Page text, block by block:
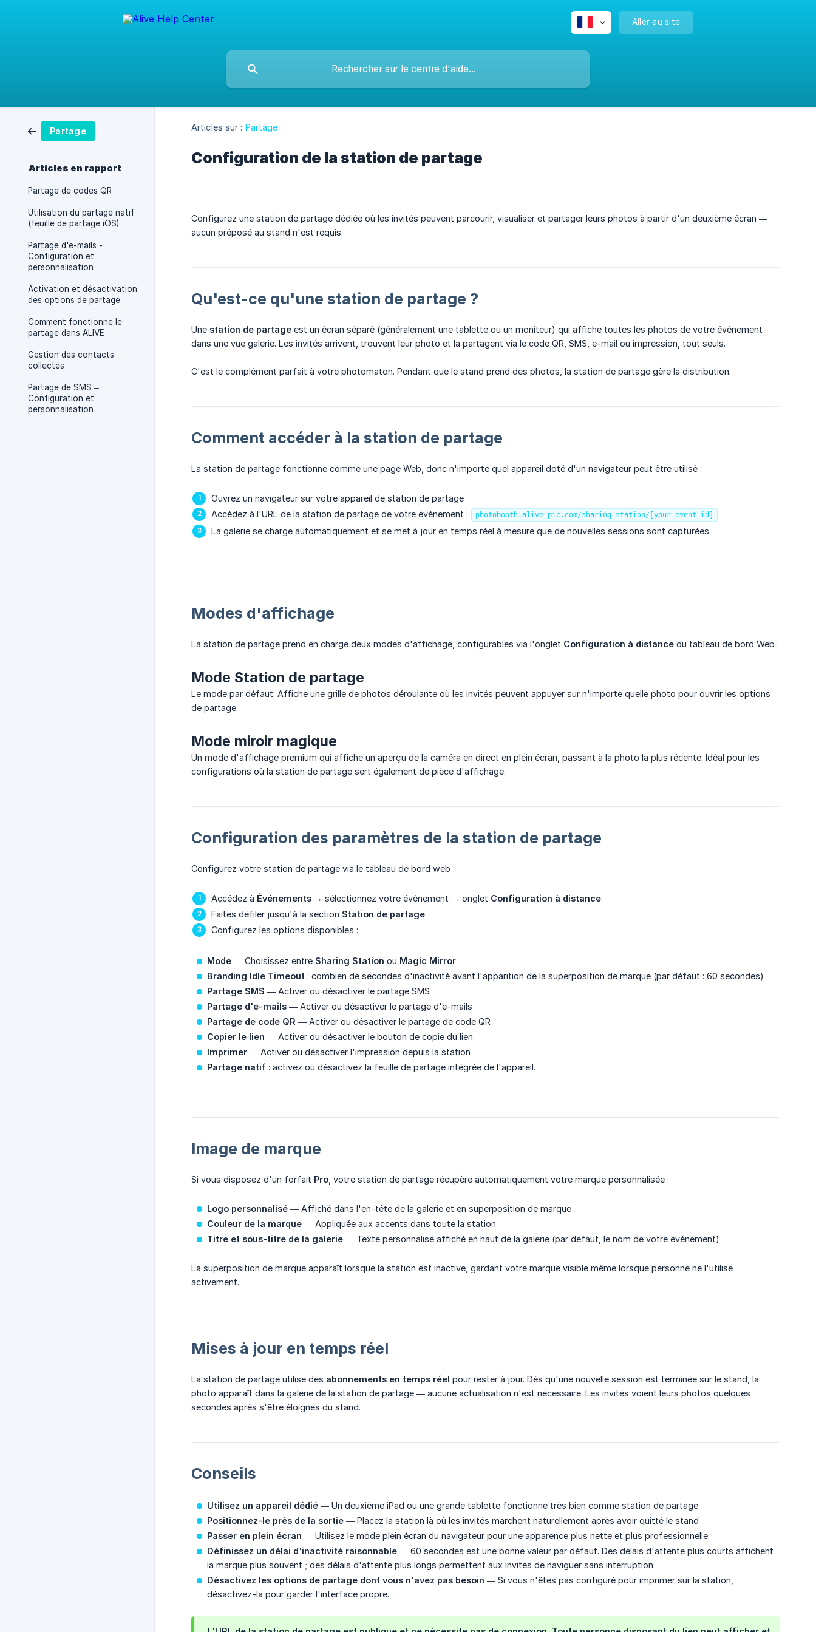
Aller au site
Partage
Articles en rapport
Partage de codes QR
Utilisation du partage natif
(feuille de partage iOS)
Partage d'e-mails -
Configuration et
personnalisation
Activation et désactivation
des options de partage
Comment fonctionne le
partage dans ALIVE
Gestion des contacts
collectés
Partage de SMS –
Configuration et
personnalisation
Articles sur : Partage
Configuration de la station de partage
Configurez une station de partage dédiée où les invités peuvent parcourir, visualiser et partager leurs photos à partir d'un deuxième écran —
aucun préposé au stand n'est requis.
Qu'est-ce qu'une station de partage ?
Une station de partage est un écran séparé (généralement une tablette ou un moniteur) qui affiche toutes les photos de votre événement
dans une vue galerie. Les invités arrivent, trouvent leur photo et la partagent via le code QR, SMS, e-mail ou impression, tout seuls.
C'est le complément parfait à votre photomaton. Pendant que le stand prend des photos, la station de partage gère la distribution.
Comment accéder à la station de partage
La station de partage fonctionne comme une page Web, donc n'importe quel appareil doté d'un navigateur peut être utilisé :
Ouvrez un navigateur sur votre appareil de station de partage
Accédez à l'URL de la station de partage de votre événement :
photobooth.alive-pic.com/sharing-station/[your-event-id]
La galerie se charge automatiquement et se met à jour en temps réel à mesure que de nouvelles sessions sont capturées
Modes d'affichage
La station de partage prend en charge deux modes d'affichage, configurables via l'onglet Configuration à distance du tableau de bord Web :
Mode Station de partage
Le mode par défaut. Affiche une grille de photos déroulante où les invités peuvent appuyer sur n'importe quelle photo pour ouvrir les options
de partage.
Mode miroir magique
Un mode d'affichage premium qui affiche un aperçu de la caméra en direct en plein écran, passant à la photo la plus récente. Idéal pour les
configurations où la station de partage sert également de pièce d'affichage.
Configuration des paramètres de la station de partage
Configurez votre station de partage via le tableau de bord web :
Accédez à Événements → sélectionnez votre événement → onglet Configuration à distance.
Faites défiler jusqu'à la section Station de partage
Configurez les options disponibles :
Mode — Choisissez entre Sharing Station ou Magic Mirror
Branding Idle Timeout : combien de secondes d'inactivité avant l'apparition de la superposition de marque (par défaut : 60 secondes)
Partage SMS — Activer ou désactiver le partage SMS
Partage d'e-mails — Activer ou désactiver le partage d'e-mails
Partage de code QR — Activer ou désactiver le partage de code QR
Copier le lien — Activer ou désactiver le bouton de copie du lien
Imprimer — Activer ou désactiver l'impression depuis la station
Partage natif : activez ou désactivez la feuille de partage intégrée de l'appareil.
Image de marque
Si vous disposez d'un forfait Pro , votre station de partage récupère automatiquement votre marque personnalisée :
Logo personnalisé — Affiché dans l'en-tête de la galerie et en superposition de marque
Couleur de la marque — Appliquée aux accents dans toute la station
Titre et sous-titre de la galerie — Texte personnalisé affiché en haut de la galerie (par défaut, le nom de votre événement)
La superposition de marque apparaît lorsque la station est inactive, gardant votre marque visible même lorsque personne ne l'utilise
activement.
Mises à jour en temps réel
La station de partage utilise des abonnements en temps réel pour rester à jour. Dès qu'une nouvelle session est terminée sur le stand, la
photo apparaît dans la galerie de la station de partage — aucune actualisation n'est nécessaire. Les invités voient leurs photos quelques
secondes après s'être éloignés du stand.
Conseils
Utilisez un appareil dédié — Un deuxième iPad ou une grande tablette fonctionne très bien comme station de partage
Positionnez-le près de la sortie — Placez la station là où les invités marchent naturellement après avoir quitté le stand
Passer en plein écran — Utilisez le mode plein écran du navigateur pour une apparence plus nette et plus professionnelle.
Définissez un délai d'inactivité raisonnable — 60 secondes est une bonne valeur par défaut. Des délais d'attente plus courts affichent
la marque plus souvent ; des délais d'attente plus longs permettent aux invités de naviguer sans interruption
Désactivez les options de partage dont vous n'avez pas besoin — Si vous n'êtes pas configuré pour imprimer sur la station,
désactivez-la pour garder l'interface propre.